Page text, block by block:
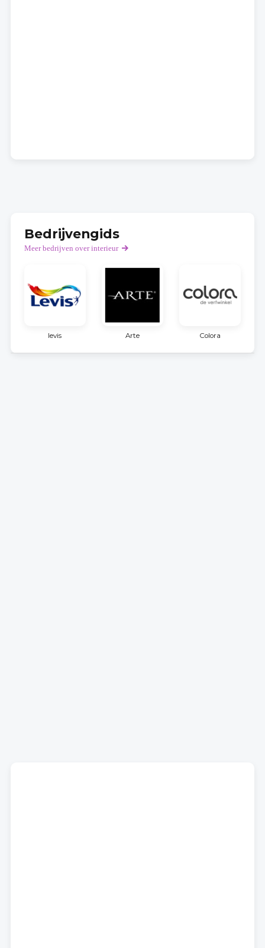
Bedrijvengids
Meer bedrijven over interieur
levis Arte Colora